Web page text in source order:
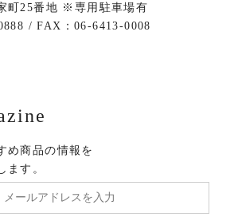
町25番地 ※専用駐車場有
/ FAX：06-6413-0008
め商品の情報を
ます。